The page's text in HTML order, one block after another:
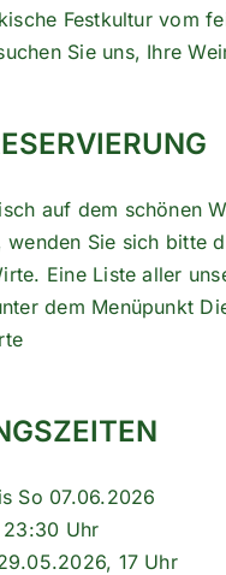
Festkultur vom
Sie uns, Ihre
auf dem schönen
wenden Sie sich bitte
Eine Liste aller
dem Menüpunkt
So 07.06.2026
23:30 Uhr
17 Uhr